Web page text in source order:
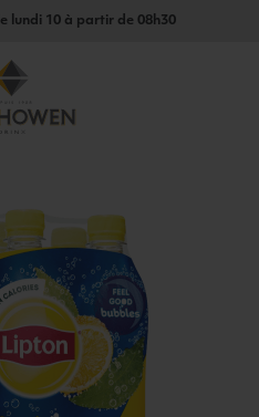
lundi 10 à partir de 08h30